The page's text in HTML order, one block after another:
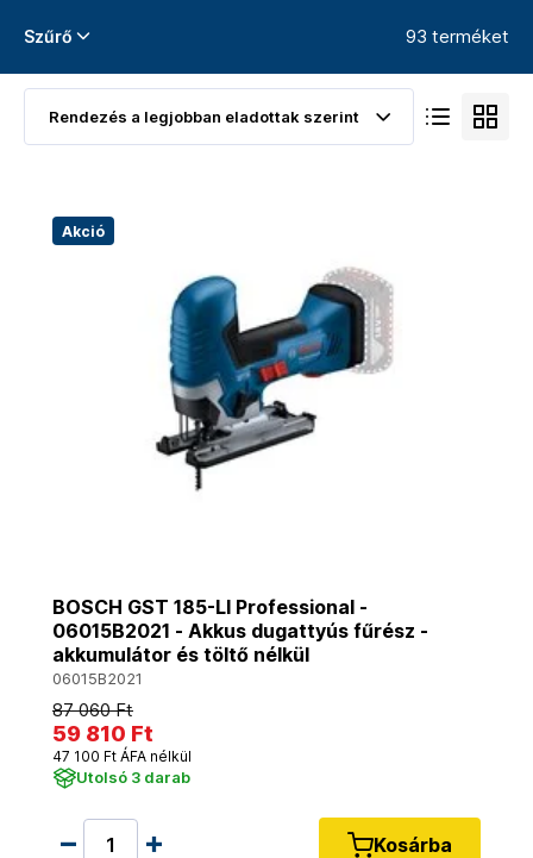
Szűrő 93 terméket
Akció
BOSCH GST 185-LI Professional -
06015B2021 - Akkus dugattyús fűrész -
akkumulátor és töltő nélkül
06015B2021
87 060 Ft
59 810 Ft
47 100 Ft ÁFA nélkül
Utolsó 3 darab
Kosárba